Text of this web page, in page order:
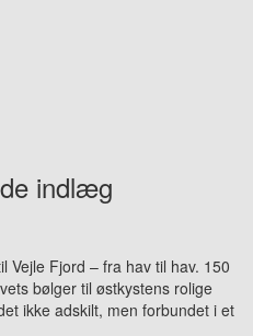
indlæg
Vejle Fjord – fra hav til hav. 150
bølger til østkystens rolige
ikke adskilt, men forbundet i et